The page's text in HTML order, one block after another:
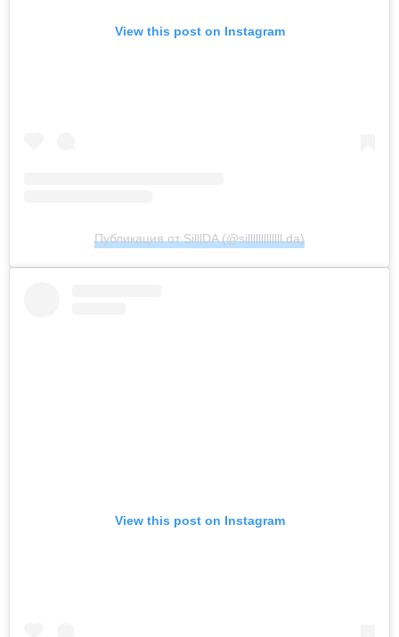
View this post on Instagram
Публикация от SilllDA (@silllllllllllll.da)
View this post on Instagram